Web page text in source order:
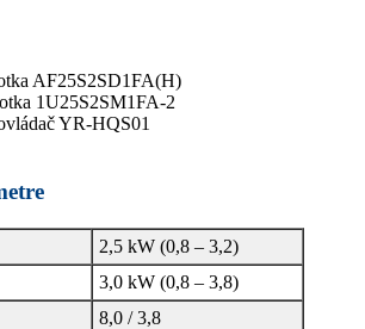
AF25S2SD1FA(H)
1U25S2SM1FA-2
YR-HQS01
2,5 kW (0,8 – 3,2)
3,0 kW (0,8 – 3,8)
8,0 / 3,8